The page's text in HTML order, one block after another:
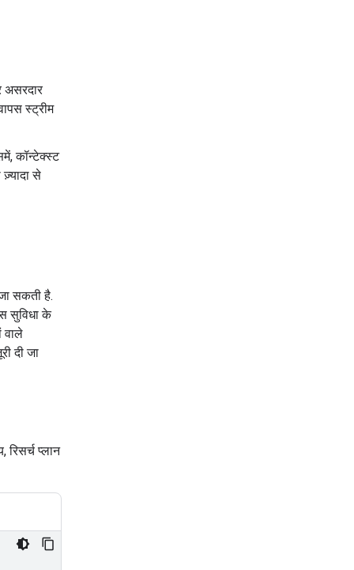
स्ट्रीम
कॉन्टेक्स्ट
से
सकती है.
सुविधा के
वाले
दी जा
रिसर्च प्लान